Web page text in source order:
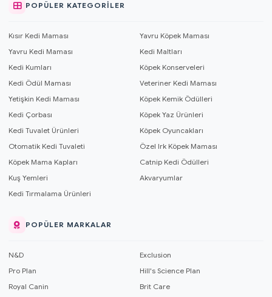
POPÜLER KATEGORILER
Kısır Kedi Maması
Yavru Köpek Maması
Yavru Kedi Maması
Kedi Maltları
Kedi Kumları
Köpek Konserveleri
Kedi Ödül Maması
Veteriner Kedi Maması
Yetişkin Kedi Maması
Köpek Kemik Ödülleri
Kedi Çorbası
Köpek Yaz Ürünleri
Kedi Tuvalet Ürünleri
Köpek Oyuncakları
Otomatik Kedi Tuvaleti
Özel Irk Köpek Maması
Köpek Mama Kapları
Catnip Kedi Ödülleri
Kuş Yemleri
Akvaryumlar
Kedi Tırmalama Ürünleri
POPÜLER MARKALAR
N&D
Exclusion
Pro Plan
Hill's Science Plan
Royal Canin
Brit Care